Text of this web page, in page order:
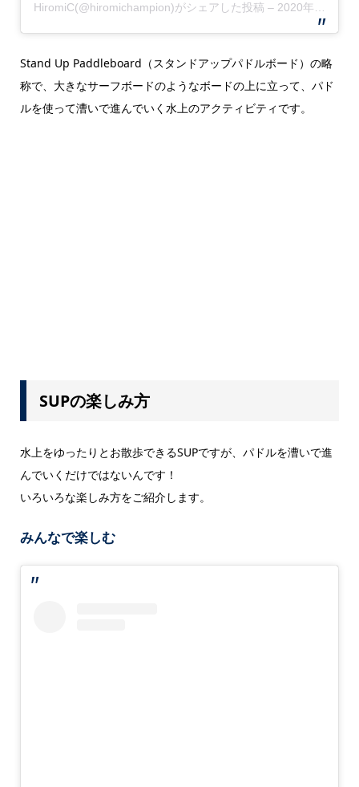
HiromiC(@hiromichampion)がシェアした投稿 – 2020年 9月月9日午後10時39分PDT
Stand Up Paddleboard（スタンドアップパドルボード）の略
称で、大きなサーフボードのようなボードの上に立って、パド
ルを使って漕いで進んでいく水上のアクティビティです。
SUPの楽しみ方
水上をゆったりとお散歩できるSUPですが、パドルを漕いで進
んでいくだけではないんです！
いろいろな楽しみ方をご紹介します。
みんなで楽しむ